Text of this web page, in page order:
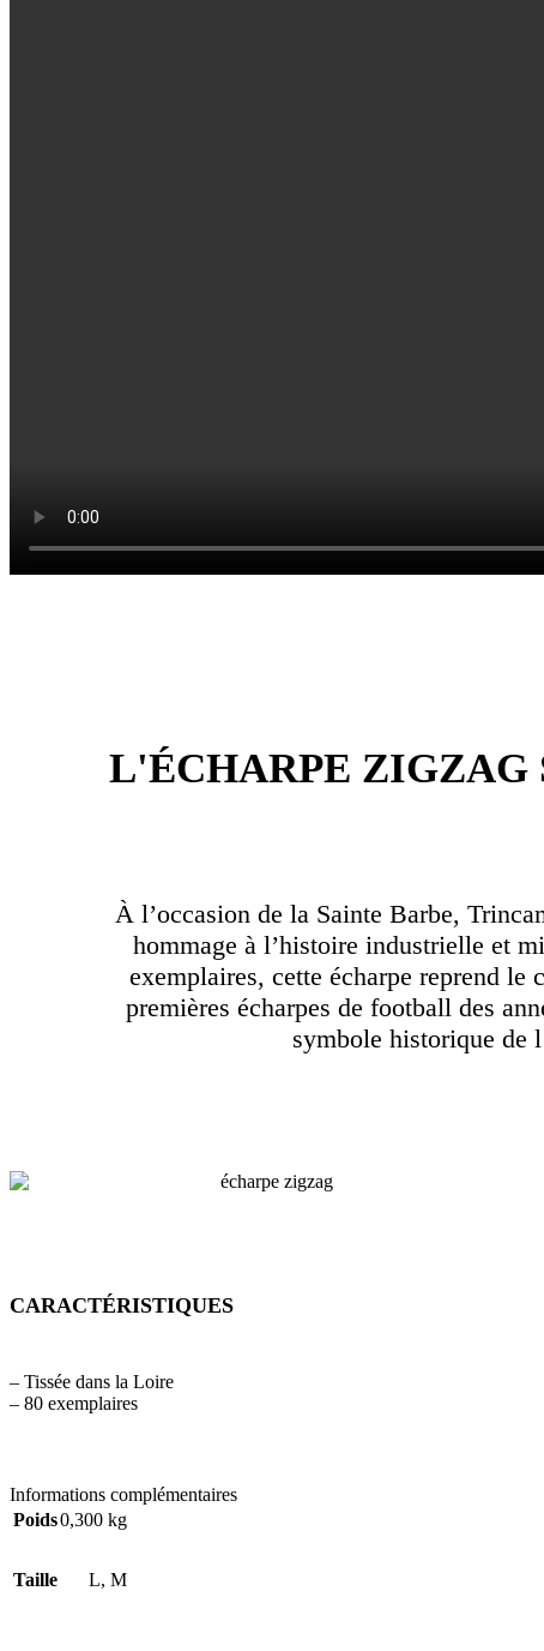
L'ÉCHARPE ZIGZAG
À l’occasion de la Sainte Barbe,
hommage à l’histoire industrielle et
exemplaires, cette écharpe reprend
premières écharpes de football des
symbole historique de
CARACTÉRISTIQUES
– Tissée dans la Loire
– 80 exemplaires
Informations complémentaires
Poids0,300 kg
Taille L, M